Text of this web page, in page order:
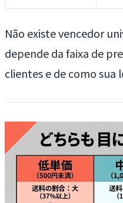
Não existe vencedor
depende da faixa de
clientes e de como sua